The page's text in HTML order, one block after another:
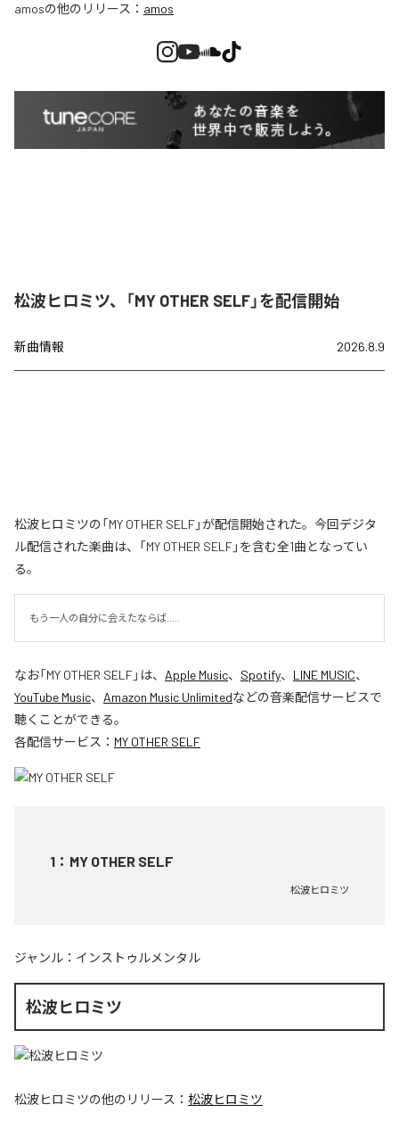
amosの他のリリース： amos
松波ヒロミツ、「MY OTHER SELF」を配信開始
新曲情報 2026.8.9
松波ヒロミツの「MY OTHER SELF」が配信開始された。今回デジタ
ル配信された楽曲は、「MY OTHER SELF」を含む全1曲となってい
る。
もう一人の自分に会えたならば.....
なお「MY OTHER SELF」は、 Apple Music、 Spotify、 LINE MUSIC、
YouTube Music、 Amazon Music Unlimitedなどの音楽配信サービスで
聴くことができる。
各配信サービス： MY OTHER SELF
1 ： MY OTHER SELF
松波ヒロミツ
ジャンル： インストゥルメンタル
松波ヒロミツ
松波ヒロミツの他のリリース： 松波ヒロミツ